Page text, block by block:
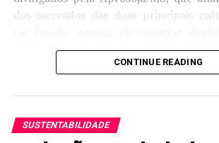
dos mercados das duas principais
milho, ambos registraram
observado na Bolsa de Chicago
Na soja, o preço médio disponível
por saca em julho, alta de 2,75% em
CONTINUE READING
SUSTENTABILIDADE